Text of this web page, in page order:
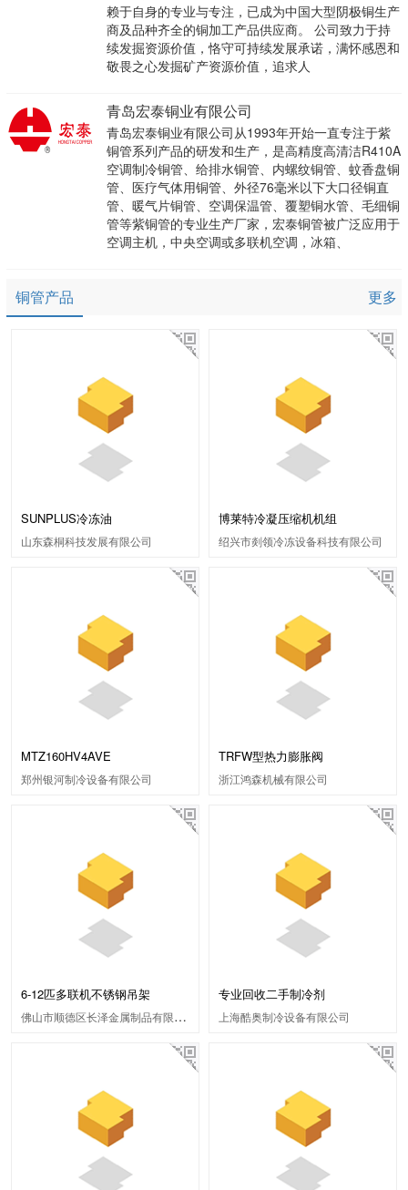
赖于自身的专业与专注，已成为中国大型阴极铜生产
商及品种齐全的铜加工产品供应商。 公司致力于持
续发掘资源价值，恪守可持续发展承诺，满怀感恩和
敬畏之心发掘矿产资源价值，追求人
青岛宏泰铜业有限公司
青岛宏泰铜业有限公司从1993年开始一直专注于紫
铜管系列产品的研发和生产，是高精度高清洁R410A
空调制冷铜管、给排水铜管、内螺纹铜管、蚊香盘铜
管、医疗气体用铜管、外径76毫米以下大口径铜直
管、暖气片铜管、空调保温管、覆塑铜水管、毛细铜
管等紫铜管的专业生产厂家，宏泰铜管被广泛应用于
空调主机，中央空调或多联机空调，冰箱、
铜管产品 更多
SUNPLUS冷冻油
山东森桐科技发展有限公司
博莱特冷凝压缩机机组
绍兴市剡领冷冻设备科技有限公司
MTZ160HV4AVE
郑州银河制冷设备有限公司
TRFW型热力膨胀阀
浙江鸿森机械有限公司
6-12匹多联机不锈钢吊架
佛山市顺德区长泽金属制品有限公司
专业回收二手制冷剂
上海酷奥制冷设备有限公司